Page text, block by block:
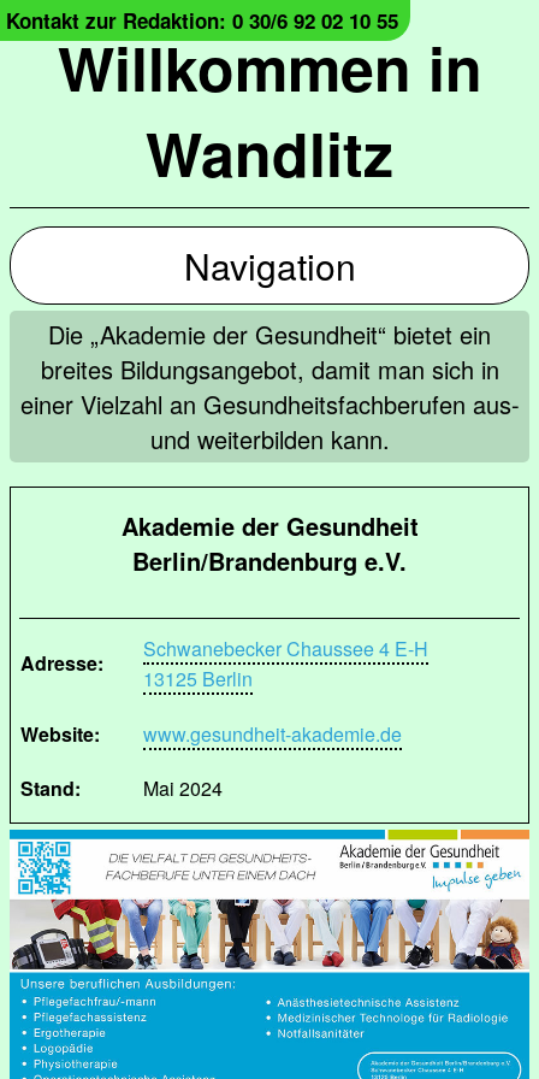
Willkommen in
Wandlitz
Kontakt zur Redaktion: 0 30/6 92 02 10 55
Navigation
Die „Akademie der Gesundheit“ bietet ein
breites Bildungsangebot, damit man sich in
einer Vielzahl an Gesundheitsfachberufen aus-
und weiterbilden kann.
Akademie der Gesundheit
Berlin/Brandenburg e.V.
Adresse:
Schwanebecker Chaussee 4 E-H
13125 Berlin
Website:
www.gesundheit-akademie.de
Stand:
Mai 2024